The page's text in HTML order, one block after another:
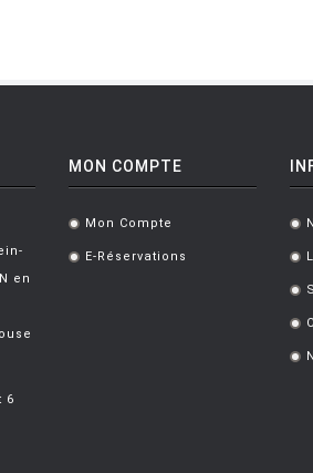
en
6
MON COMPTE
. Mon Compte
. E-Réservations
.
.
.
.
.